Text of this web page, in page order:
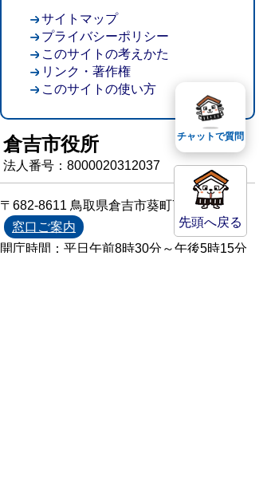
先頭へ戻る
サイトマップ
プライバシーポリシー
このサイトの考えかた
リンク・著作権
このサイトの使い方
倉吉市役所
法人番号：8000020312037
〒682-8611 鳥取県倉吉市葵町722
窓口ご案内
開庁時間：平日午前8時30分～午後5時15分
チャットで質問